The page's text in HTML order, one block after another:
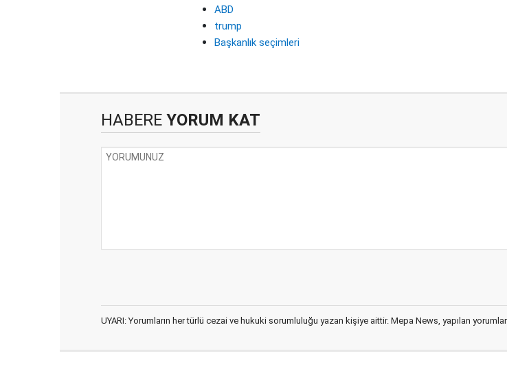
ABD
trump
Başkanlık seçimleri
HABERE YORUM KAT
UYARI: Yorumların her türlü cezai ve hukuki sorumluluğu yazan kişiye aittir. Mepa News, yapılan